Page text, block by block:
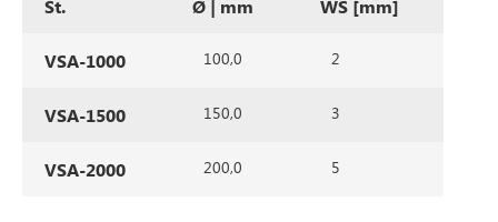
Št. Ø | mm WS [mm]
VSA-1000 100,0 2
VSA-1500 150,0 3
VSA-2000 200,0 5